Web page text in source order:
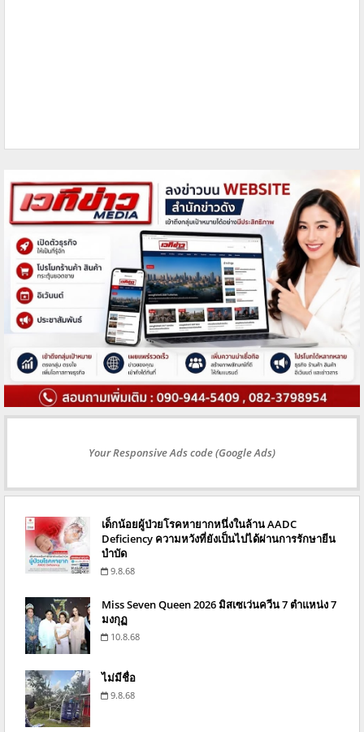
Your Responsive Ads code (Google Ads)
เด็กน้อยผู้ป่วยโรคหายากหนึ่งในล้าน AADC
Deficiency ความหวังที่ยังเป็นไปได้ผ่านการรักษายีน
บำบัด
9.8.68
Miss Seven Queen 2026 มิสเซเว่นควีน 7 ตำแหน่ง 7
มงกุฏ
10.8.68
ไม่มีชื่อ
9.8.68